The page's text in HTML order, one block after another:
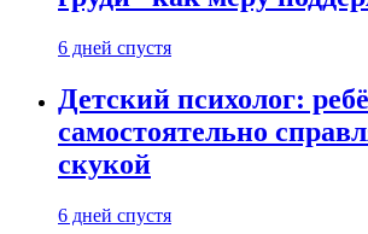
6 дней спустя
Детский психолог:
самостоятельно
скукой
6 дней спустя